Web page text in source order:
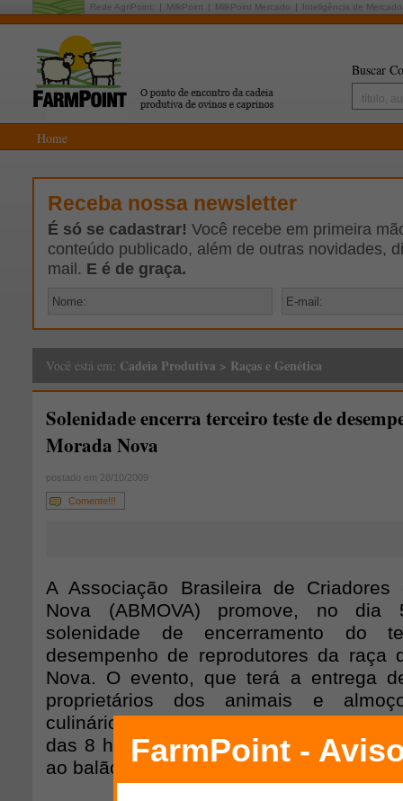
Rede AgriPoint: MilkPoint MilkPoint Mercado Inteligência de Mercado
Buscar
Home
Receba nossa newsletter
É só se cadastrar! Você recebe em primeira
conteúdo publicado, além de outras novidades,
mail. E é de graça.
Você está em: Cadeia Produtiva > Raças e Genética
Solenidade encerra terceiro teste de
Morada Nova
postado em 28/10/2009
Comente!!!
A Associação Brasileira de
Nova (ABMOVA) promove, no dia
solenidade de encerramento do
desempenho de reprodutores da raça
Nova. O evento, que terá a entrega
proprietários dos animais e
culinários da carne de ovinos da
das 8 horas, na fazenda Ilha Grande
ao balão giratório da estrada Morada